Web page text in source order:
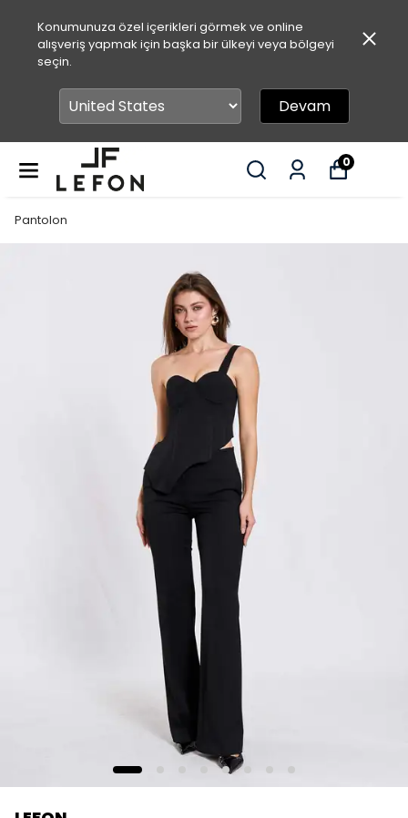
Konumunuza özel içerikleri görmek ve online
alışveriş yapmak için başka bir ülkeyi veya bölgeyi
seçin.
Devam
0
Pantolon